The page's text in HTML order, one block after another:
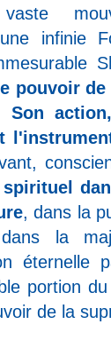
infinie
pouvoir
Son
, dans la
la
éternelle
portion
de la